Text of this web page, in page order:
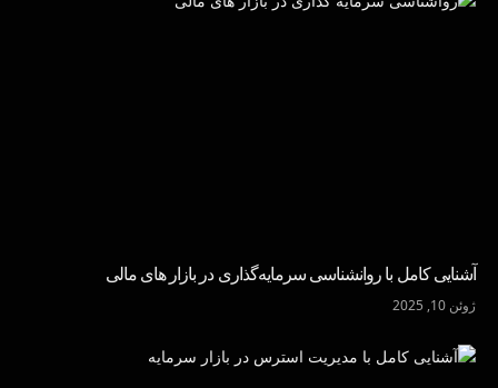
آشنایی کامل با روانشناسی سرمایه‌گذاری در بازار های مالی
ژوئن 10, 2025